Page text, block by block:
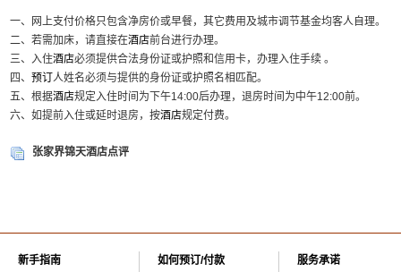
一、网上支付价格只包含净房价或早餐，其它费用及城市调节基金均客人自理。
二、若需加床，请直接在酒店前台进行办理。
三、入住酒店必须提供合法身份证或护照和信用卡，办理入住手续 。
四、 预订 人姓名必须与提供的身份证或护照名相匹配。
五、根据酒店规定入住时间为下午14:00后办理，退房时间为中午12:00前。
六、如提前入住或延时退房，按酒店规定付费。
张家界锦天酒店点评
新手指南
如何预订/付款
服务承诺